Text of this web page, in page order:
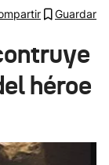
Guardar
héroe